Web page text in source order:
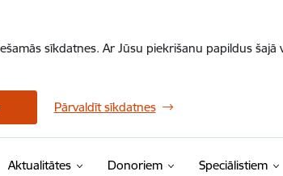
sīkdatnes. Ar Jūsu piekrišanu papildus
Pārvaldīt sīkdatnes
Aktualitātes Donoriem Speciālistiem